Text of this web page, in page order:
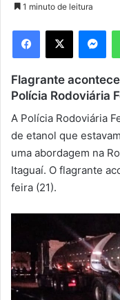
d
e
m
e
-
1 minuto de leitura
Flagrante
Polícia Rodoviária
A Polícia Rodoviária
de etanol que
uma abordagem na
Itaguaí. O flagrante
feira (21).